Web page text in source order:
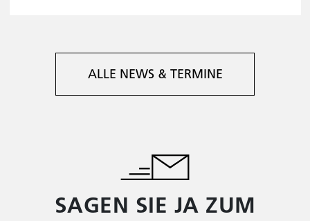
ALLE NEWS & TERMINE
SAGEN SIE JA ZUM